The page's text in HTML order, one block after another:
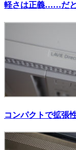
軽さは正義……だと
コンパクトで拡張